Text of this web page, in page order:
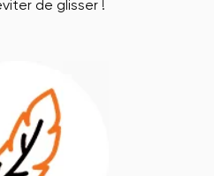
de glisser !